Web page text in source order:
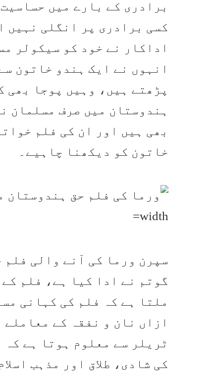
برادری کے بارے میں
کسی برادری پر انگلی نہیں
اداکار نے خود کو سیکولر
انہوں نے ایک ہندو خاتون
پڑھتے ہیں، وہیں پوجا بھی
ہندوستان میں صرف مسلمان
بھی ہیں اور ان کی فلم
خاتون کو دیکھنا چاہیے۔
سپرن ورما کی آنے والی
گوتم نے ادا کیا ہے، فلم
ملتا ہے کہ فلم کی کہانی
ازاں نان و نفقہ کے
ٹریلر سے معلوم ہوتا ہے
کی شادی، طلاق اور مذہب